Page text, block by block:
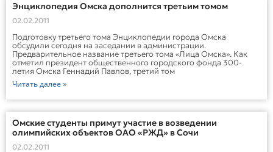
Энциклопедия Омска дополнится третьим томом
02.02.2011
Подготовку третьего тома Энциклопедии города Омска
обсудили сегодня на заседании в администрации.
Предварительное название третьего тома «Лица Омска». Как
отметил президент общественного городского фонда 300-
летия Омска Геннадий Павлов, третий том
Читать далее »
Омские студенты примут участие в возведении
олимпийских объектов ОАО «РЖД» в Сочи
02.02.2011